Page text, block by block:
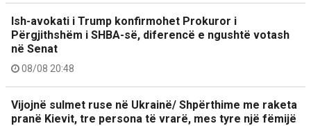
Ish-avokati i Trump konfirmohet Prokuror i
Përgjithshëm i SHBA-së, diferencë e ngushtë votash
në Senat
08/08 20:48
Vijojnë sulmet ruse në Ukrainë/ Shpërthime me raketa
pranë Kievit, tre persona të vrarë, mes tyre një fëmijë